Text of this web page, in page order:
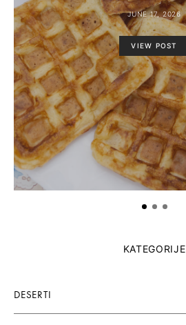
JUNE 17, 2026
VIEW POST
KATEGORIJE
DESERTI